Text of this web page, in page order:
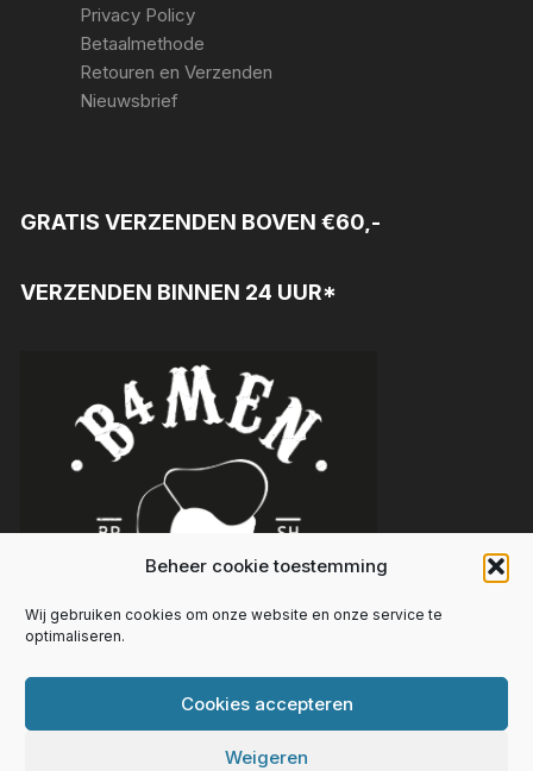
Beheer cookie toestemming
Wij gebruiken cookies om onze website en onze service te
optimaliseren.
Cookies accepteren
Weigeren
Privacy Policy
Betaalmethode
Retouren en Verzenden
Nieuwsbrief
GRATIS VERZENDEN BOVEN €60,-
VERZENDEN BINNEN 24 UUR*